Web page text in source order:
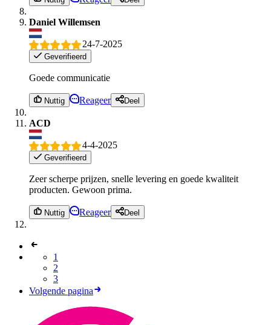
Daniel Willemsen
24-7-2025
Geverifieerd
Goede communicatie
Nuttig Reageer Deel
ACD
4-4-2025
Geverifieerd
Zeer scherpe prijzen, snelle levering en goede kwaliteit
producten. Gewoon prima.
Nuttig Reageer Deel
1
2
3
Volgende pagina